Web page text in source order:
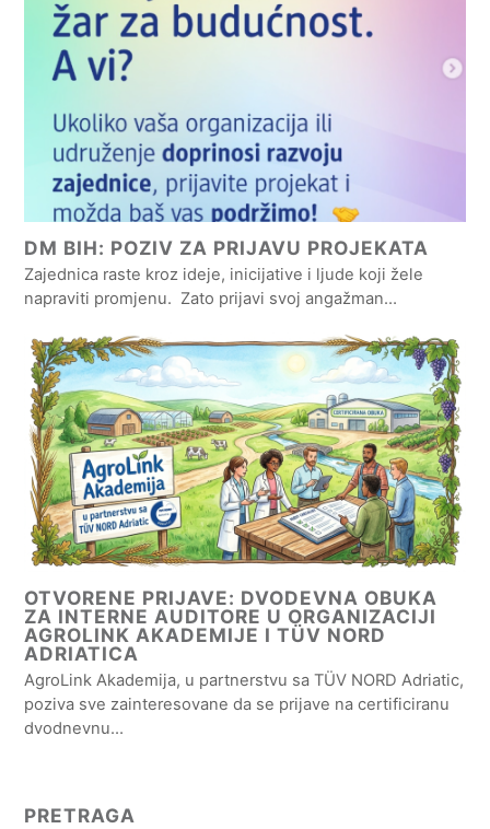
DM BIH: POZIV ZA PRIJAVU PROJEKATA
Zajednica raste kroz ideje, inicijative i ljude koji žele
napraviti promjenu. Zato prijavi svoj angažman…
OTVORENE PRIJAVE: DVODEVNA OBUKA
ZA INTERNE AUDITORE U ORGANIZACIJI
AGROLINK AKADEMIJE I TÜV NORD
ADRIATICA
AgroLink Akademija, u partnerstvu sa TÜV NORD Adriatic,
poziva sve zainteresovane da se prijave na certificiranu
dvodnevnu…
PRETRAGA